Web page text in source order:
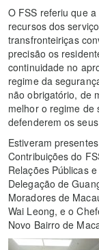
O FSS referiu que
recursos dos
transfronteiriças
precisão os
continuidade no
regime da
não obrigatório, de
melhor o regime de
defenderem os
Estiveram
Contribuições do
Relações Públicas
Delegação de
Moradores de
Wai Leong, e o
Novo Bairro de